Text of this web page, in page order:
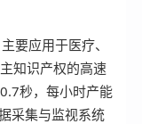
要应用于医疗、
知识产权的高速
秒，每小时产能
采集与监视系统